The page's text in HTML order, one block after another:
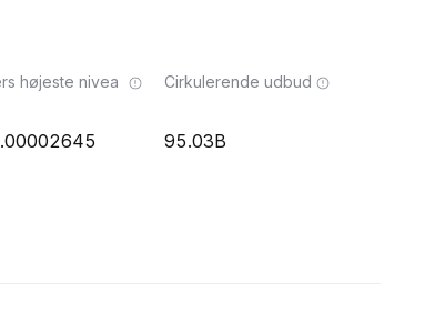
højeste nivea
Cirkulerende udbud
95.03B